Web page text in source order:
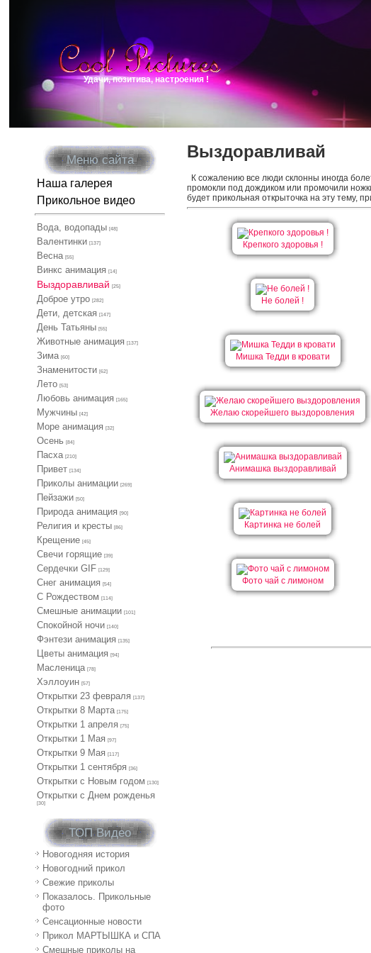
Удачи, позитива, настроения !
Меню сайта
Наша галерея
Прикольное видео
Вода, водопады [48]
Валентинки [137]
Весна [55]
Винкс анимация [14]
Выздоравливай [25]
Доброе утро [282]
Дети, детская [147]
День Татьяны [55]
Животные анимация [137]
Зима [60]
Знаменитости [62]
Лето [53]
Любовь анимация [165]
Мужчины [42]
Море анимация [32]
Осень [84]
Пасха [210]
Привет [134]
Приколы анимации [269]
Пейзажи [50]
Природа анимация [90]
Религия и кресты [86]
Крещение [45]
Свечи горящие [39]
Сердечки GIF [129]
Снег анимация [54]
С Рождеством [114]
Смешные анимации [101]
Спокойной ночи [140]
Фэнтези анимация [135]
Цветы анимация [94]
Масленица [78]
Хэллоуин [57]
Открытки 23 февраля [137]
Открытки 8 Марта [175]
Открытки 1 апреля [75]
Открытки 1 Мая [97]
Открытки 9 Мая [117]
Открытки 1 сентября [36]
Открытки с Новым годом [130]
Открытки с Днем рожденья
[30]
ТОП Видео
Новогодняя история
Новогодний прикол
Свежие приколы
Показалось. Прикольные
фото
Сенсационные новости
Прикол МАРТЫШКА и СПА
Смешные приколы на
Выздоравливай
К сожалению все люди склонны иногда
промокли под дождиком или промочили
будет прикольная открыточка на эту тему,
Крепкого здоровья !
Не болей !
Мишка Тедди в кровати
Желаю скорейшего выздоровления
Анимашка выздоравливай
Картинка не болей
Фото чай с лимоном